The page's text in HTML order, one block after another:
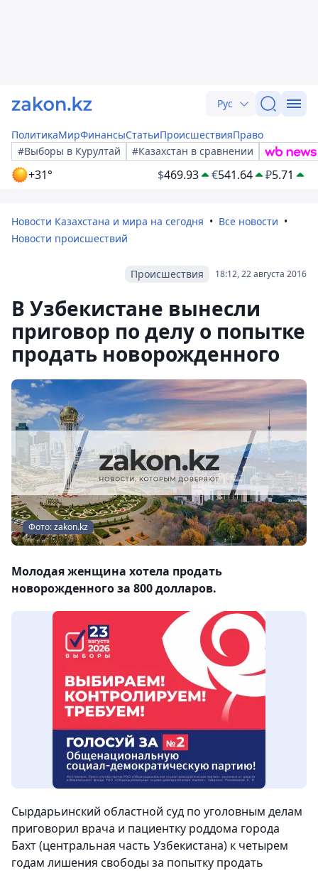
Рус
ПолитикаМирФинансыСтатьиПроисшествияПраво
#Выборы в Курултай
#Казахстан в сравнении
+31° $469.93 €541.64 ₽5.71
Новости Казахстана и мира на сегодня
Все новости
Новости происшествий
18:12, 22 августа 2016
Происшествия
В Узбекистане вынесли
приговор по делу о попытке
продать новорожденного
Фото: zakon.kz
Молодая женщина хотела продать
новорожденного за 800 долларов.
Сырдарьинский областной суд по уголовным делам
приговорил врача и пациентку роддома города
Бахт (центральная часть Узбекистана) к четырем
годам лишения свободы за попытку продать